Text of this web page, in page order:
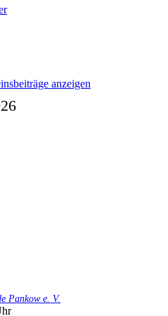
anzeigen
Pankow e. V.